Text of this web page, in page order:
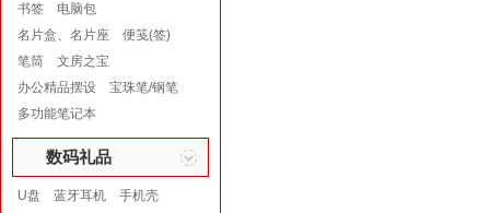
书签
电脑包
名片盒、名片座
便笺(签)
笔筒
文房之宝
办公精品摆设
宝珠笔/钢笔
多功能笔记本
数码礼品
U盘 蓝牙耳机
手机壳